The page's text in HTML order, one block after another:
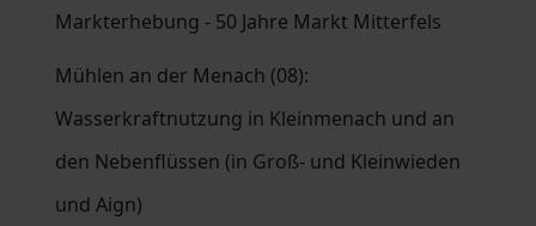
Markterhebung - 50 Jahre Markt Mitterfels
Mühlen an der Menach (08):
Wasserkraftnutzung in Kleinmenach und an
den Nebenflüssen (in Groß- und Kleinwieden
und Aign)